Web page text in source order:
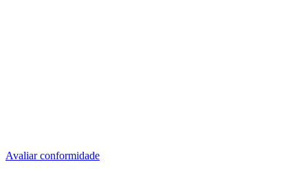
Avaliar conformidade